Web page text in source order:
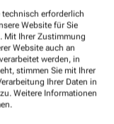
technisch erforderlich
Website für Sie
Mit Ihrer Zustimmung
Website auch an
werden, in
stimmen Sie mit Ihrer
Ihrer Daten in
Weitere Informationen